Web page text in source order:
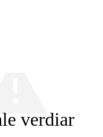
verdiar